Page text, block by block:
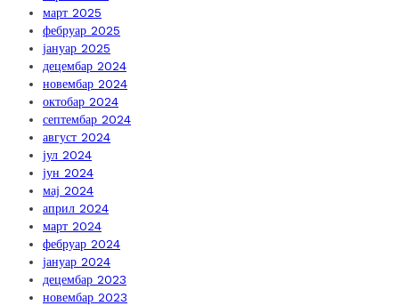
март 2025
фебруар 2025
јануар 2025
децембар 2024
новембар 2024
октобар 2024
септембар 2024
август 2024
јул 2024
јун 2024
мај 2024
април 2024
март 2024
фебруар 2024
јануар 2024
децембар 2023
новембар 2023